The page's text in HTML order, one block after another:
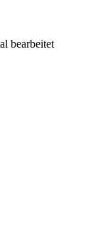
bearbeitet